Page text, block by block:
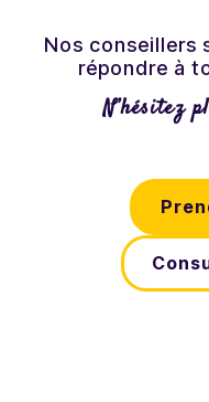
Nos conseillers
répondre à
N’hésitez